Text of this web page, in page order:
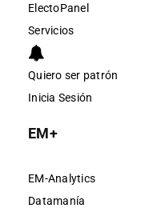
ElectoPanel
Servicios
Quiero ser patrón
Inicia Sesión
EM+
EM-Analytics
Datamanía